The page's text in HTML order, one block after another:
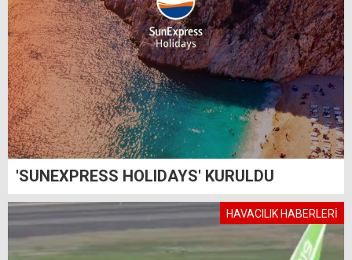
'SUNEXPRESS HOLIDAYS' KURULDU
HAVACILIK HABERLERİ